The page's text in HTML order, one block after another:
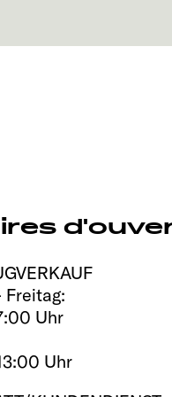
Freitag:
Uhr
Uhr